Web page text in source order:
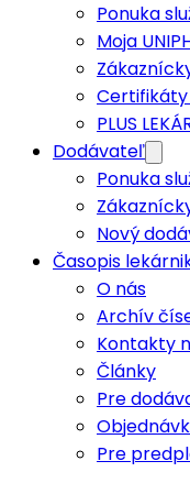
Ponuka
Moja
PLUS
Dodávateľ
Ponuka
Nový
Časopis
O nás
Archív
Kontakty
Články
Pre
Pre